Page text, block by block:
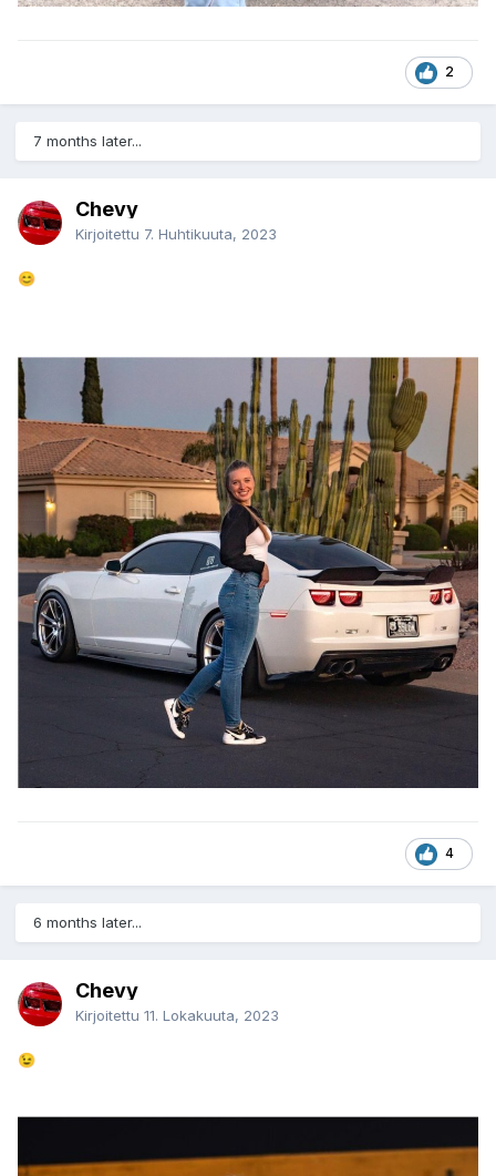
2
7 months later...
Chevy
Kirjoitettu 7. Huhtikuuta, 2023
😊
4
6 months later...
Chevy
Kirjoitettu 11. Lokakuuta, 2023
😉